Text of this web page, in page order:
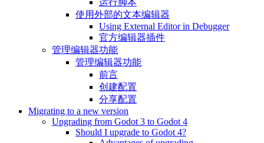
运行脚本
使用外部的文本编辑器
Using External Editor in Debugger
官方编辑器插件
管理编辑器功能
管理编辑器功能
前言
创建配置
分享配置
Migrating to a new version
Upgrading from Godot 3 to Godot 4
Should I upgrade to Godot 4?